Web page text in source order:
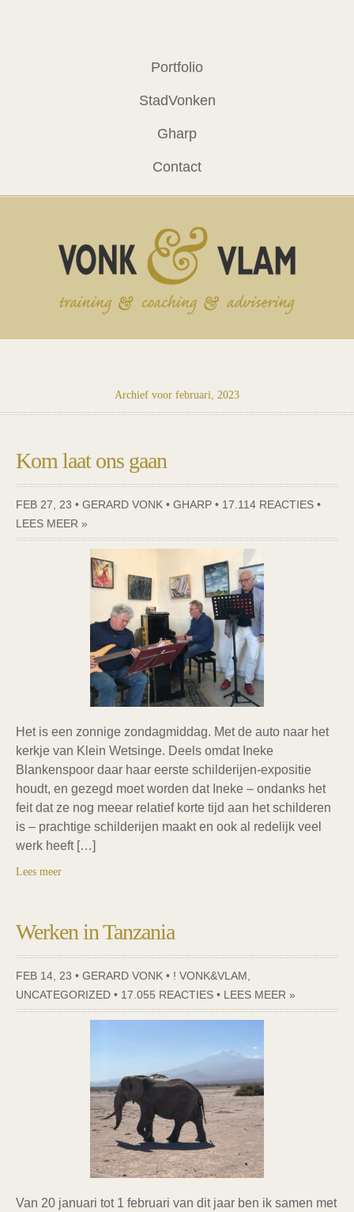
Portfolio
StadVonken
Gharp
Contact
Archief voor februari, 2023
Kom laat ons gaan
FEB 27, 23 • GERARD VONK • GHARP • 17.114 REACTIES •
LEES MEER »
Het is een zonnige zondagmiddag. Met de auto naar het
kerkje van Klein Wetsinge. Deels omdat Ineke
Blankenspoor daar haar eerste schilderijen-expositie
houdt, en gezegd moet worden dat Ineke – ondanks het
feit dat ze nog meear relatief korte tijd aan het schilderen
is – prachtige schilderijen maakt en ook al redelijk veel
werk heeft […]
Lees meer
Werken in Tanzania
FEB 14, 23 • GERARD VONK • ! VONK&VLAM
UNCATEGORIZED • 17.055 REACTIES • LEES MEER »
Van 20 januari tot 1 februari van dit jaar ben ik samen met